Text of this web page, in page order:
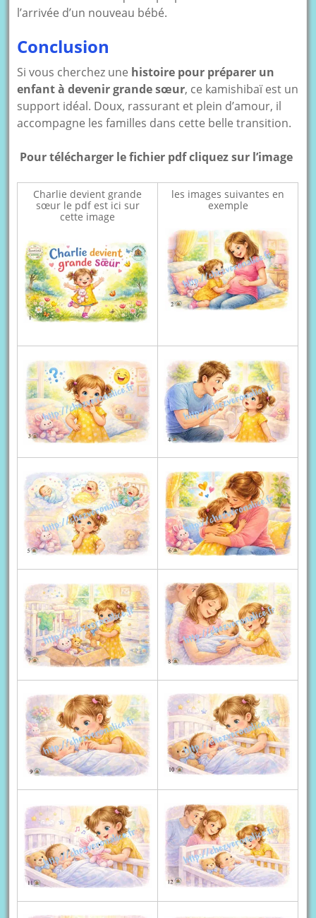
l’arrivée d’un nouveau bébé.
Conclusion
Si vous cherchez une histoire pour préparer un
enfant à devenir grande sœur, ce kamishibaï est un
support idéal. Doux, rassurant et plein d’amour, il
accompagne les familles dans cette belle transition.
Pour télécharger le fichier pdf cliquez sur l’image
Charlie devient grande
sœur le pdf est ici sur
cette image
les images suivantes en
exemple